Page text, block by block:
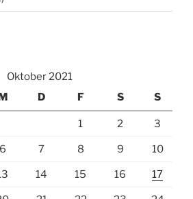
Oktober 2021
D F S S
1 2 3
6 7 8 9 10
14 15 16 17